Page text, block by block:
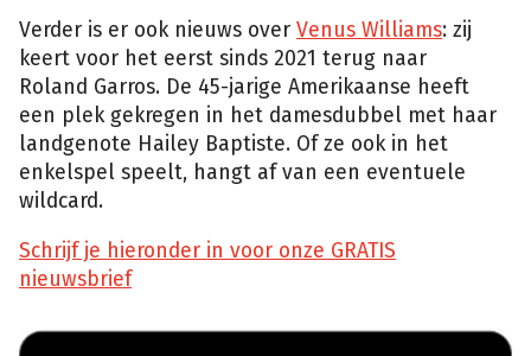
Verder is er ook nieuws over Venus Williams: zij
keert voor het eerst sinds 2021 terug naar
Roland Garros. De 45-jarige Amerikaanse heeft
een plek gekregen in het damesdubbel met haar
landgenote Hailey Baptiste. Of ze ook in het
enkelspel speelt, hangt af van een eventuele
wildcard.
Schrijf je hieronder in voor onze GRATIS
nieuwsbrief